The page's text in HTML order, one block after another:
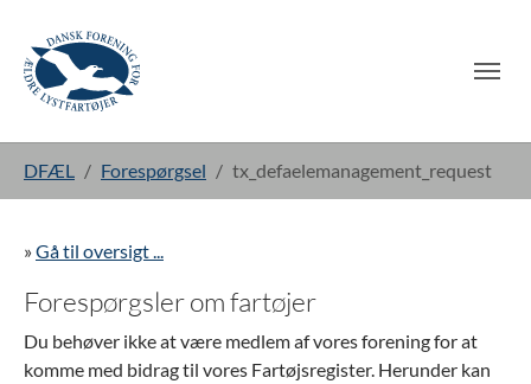
DFÆL Forespørgsel tx_defaelemanagement_request
»Gå til oversigt ...
Forespørgsler om fartøjer
Du behøver ikke at være medlem af vores forening for at
komme med bidrag til vores Fartøjsregister. Herunder kan